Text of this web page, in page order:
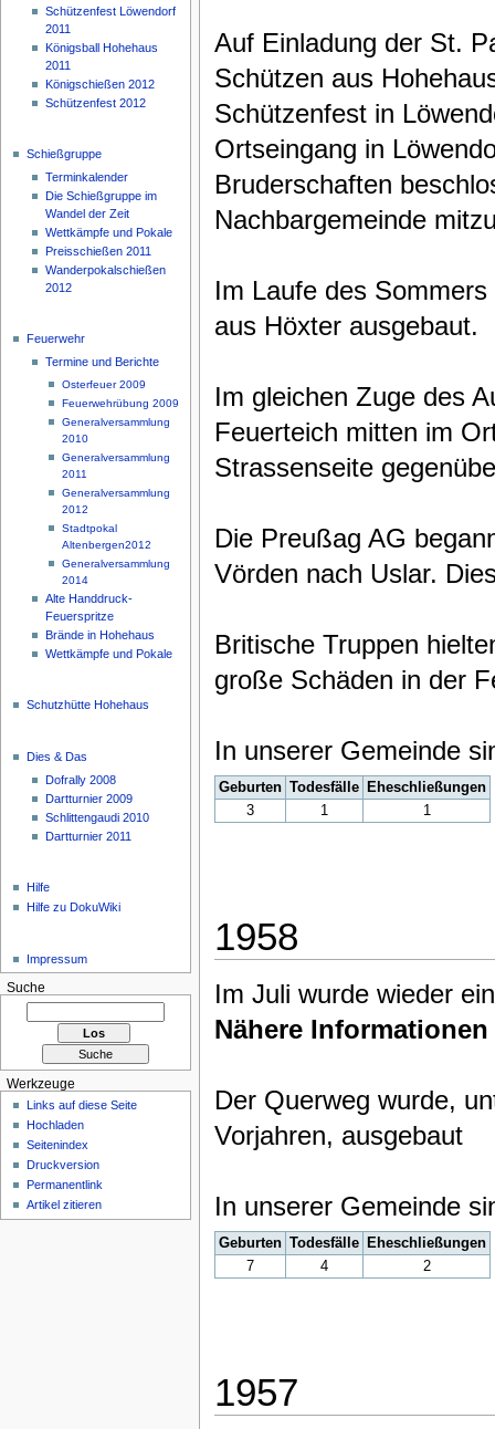
Auf Einladung der St.
Schützen aus
Schützenfest in
Ortseingang in
Bruderschaften
Nachbargemeinde
Im Laufe des
aus Höxter ausgebaut.
Im gleichen Zuge des
Feuerteich mitten im
Strassenseite
Die Preußag AG
Vörden nach Uslar.
Britische Truppen
große Schäden in der
In unserer Gemeinde
Geburten Todesfälle
Eheschließungen
3
1 1
1958
Im Juli wurde wieder
Nähere
Der Querweg wurde,
Vorjahren, ausgebaut
In unserer Gemeinde
Geburten Todesfälle
Eheschließungen
7
4 2
1957
Schützenfest Löwendorf
2011
Königsball Hohehaus
2011
Königschießen 2012
Schützenfest 2012
Schießgruppe
Terminkalender
Die Schießgruppe im
Wandel der Zeit
Wettkämpfe und Pokale
Preisschießen 2011
Wanderpokalschießen
2012
Feuerwehr
Termine und Berichte
Osterfeuer 2009
Feuerwehrübung 2009
Generalversammlung
2010
Generalversammlung
2011
Generalversammlung
2012
Stadtpokal
Altenbergen2012
Generalversammlung
2014
Alte Handdruck-
Feuerspritze
Brände in Hohehaus
Wettkämpfe und Pokale
Schutzhütte Hohehaus
Dies & Das
Dofrally 2008
Dartturnier 2009
Schlittengaudi 2010
Dartturnier 2011
Hilfe
Hilfe zu DokuWiki
Impressum
Suche
Werkzeuge
Links auf diese Seite
Hochladen
Seitenindex
Druckversion
Permanentlink
Artikel zitieren